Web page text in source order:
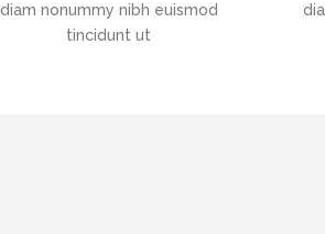
diam nonummy nibh euismod
tincidunt ut